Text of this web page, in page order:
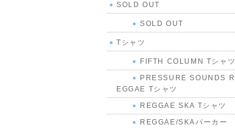
SOLD OUT
SOLD OUT
Tシャツ
FIFTH COLUMN Tシャツ
PRESSURE SOUNDS R
EGGAE Tシャツ
REGGAE SKA Tシャツ
REGGAE/SKAパーカー